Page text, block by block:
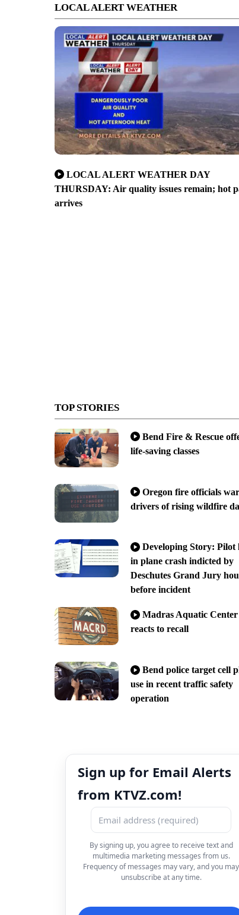
LOCAL ALERT WEATHER
LOCAL ALERT WEATHER DAY
THURSDAY: Air quality issues remain; hot
arrives
TOP STORIES
Bend Fire & Rescue
life-saving classes
Oregon fire officials
drivers of rising wildfire
Developing Story: Pilot
in plane crash indicted by
Deschutes Grand Jury
before incident
Madras Aquatic
reacts to recall
Bend police target cell
use in recent traffic safety
operation
Sign up for Email Alerts
from KTVZ.com!
By signing up, you agree to receive text and
multimedia marketing messages from us.
Frequency of messages may vary, and you may
unsubscribe at any time.